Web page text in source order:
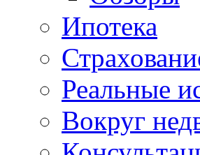
Ипотека
Реальные
Вокруг